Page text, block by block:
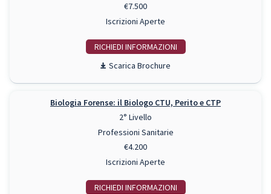
€7.500
Iscrizioni Aperte
RICHIEDI INFO
Scarica Brochure
Biologia Forense: il Biologo CTU, Perito e CTP
2° Livello
Professioni Sanitarie
€4.200
Iscrizioni Aperte
RICHIEDI INFO